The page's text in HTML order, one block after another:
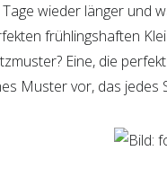
wieder länger und
frühlingshaften
Eine, die
Muster vor, das jedes